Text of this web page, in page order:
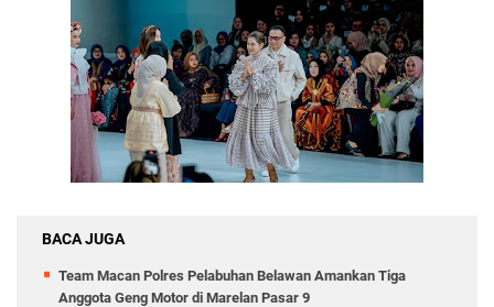
BACA JUGA
Team Macan Polres Pelabuhan Belawan Amankan Tiga
Anggota Geng Motor di Marelan Pasar 9